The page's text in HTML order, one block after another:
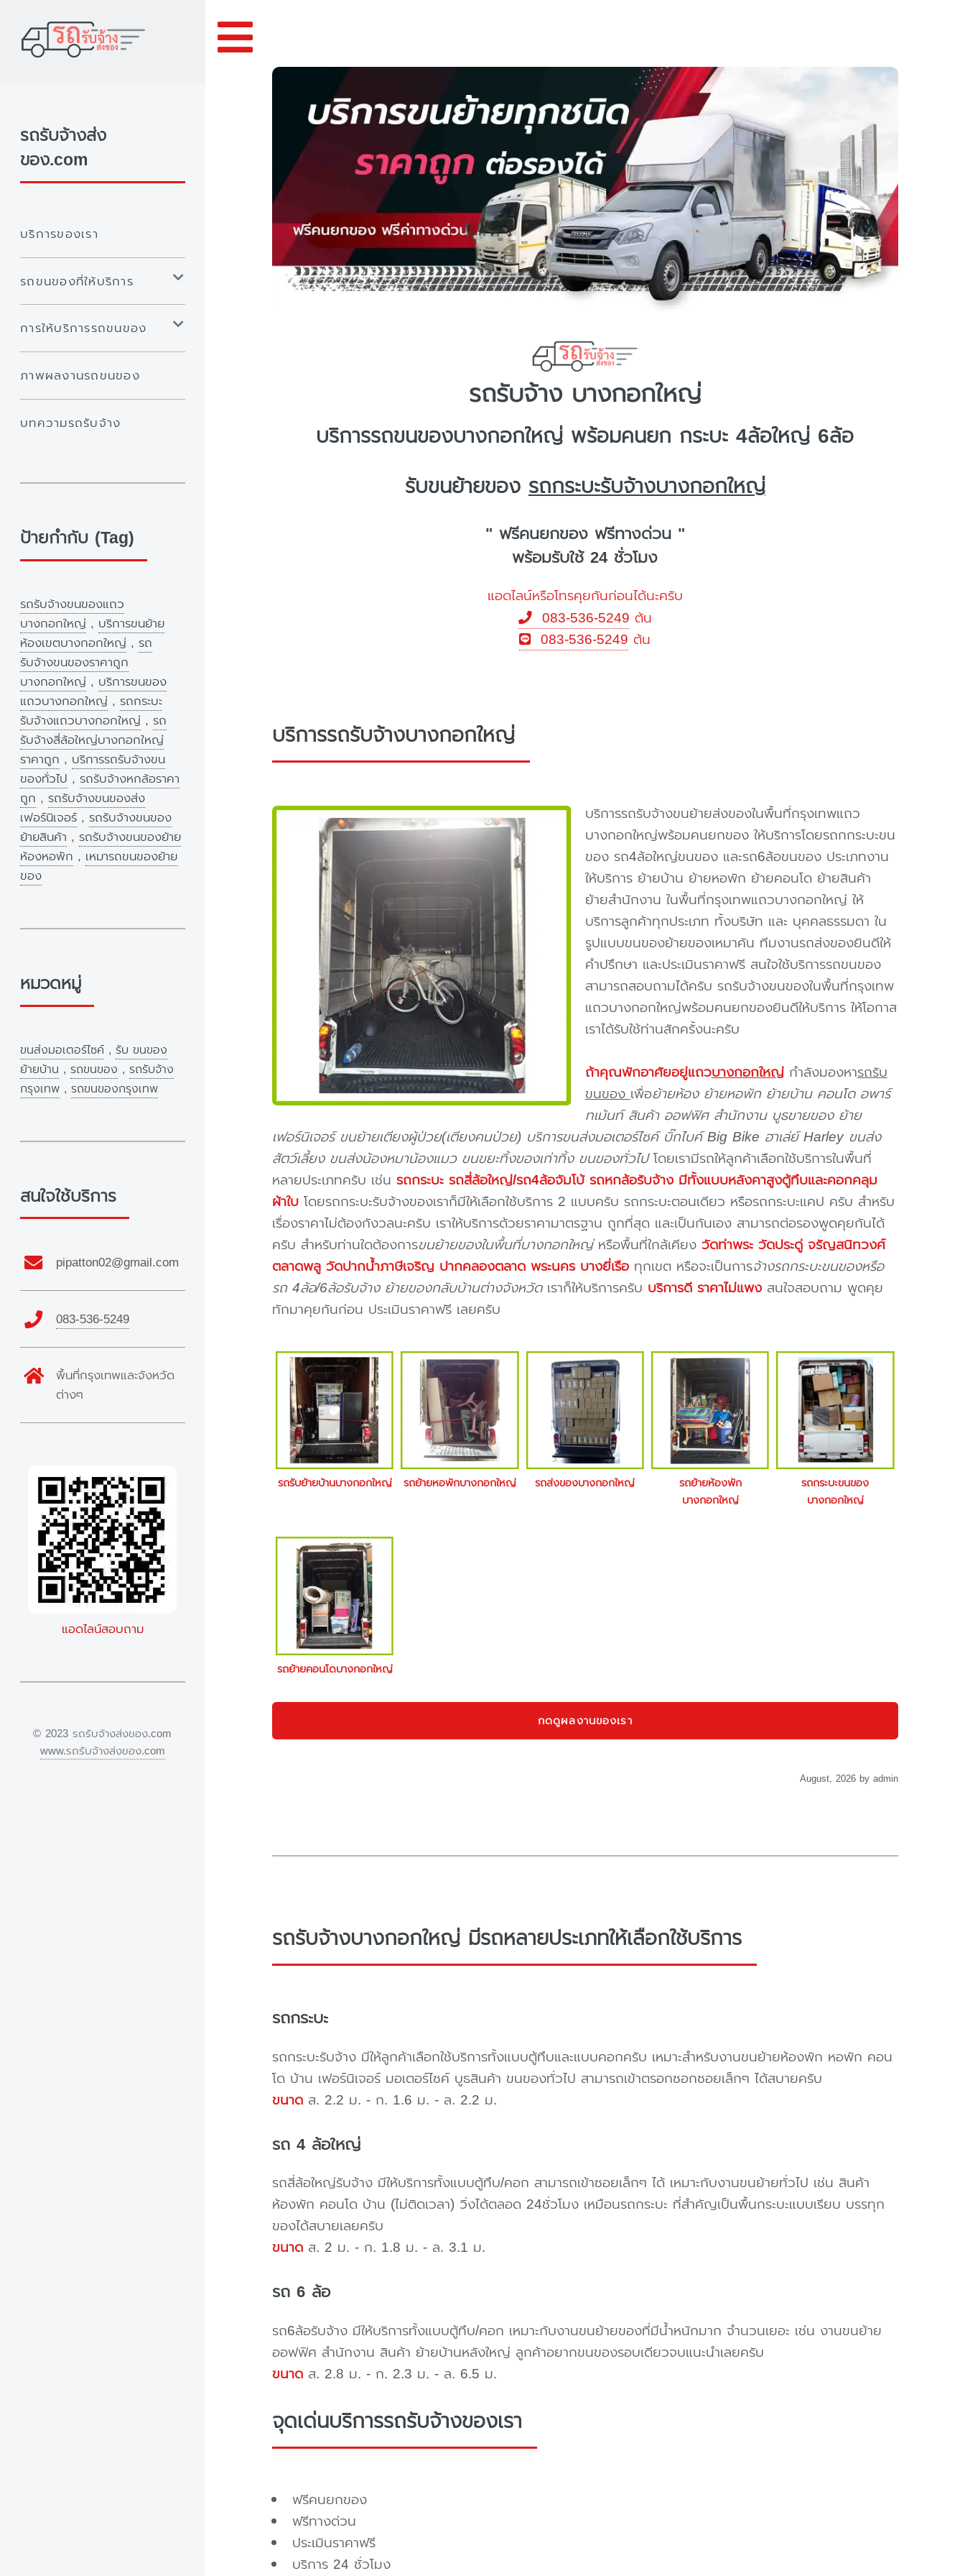
รถรับจ้าง บางกอกใหญ่
บริการรถขนของบางกอกใหญ่ พร้อมคนยก กระบะ 4ล้อใหญ่ 6ล้อ
รับขนย้ายของรถกระบะรับจ้างบางกอกใหญ่
" ฟรีคนยกของ ฟรีทางด่วน "
พร้อมรับใช้ 24 ชั่วโมง
แอดไลน์หรือโทรคุยกันก่อนได้นะครับ
083-536-5249 ต้น
083-536-5249 ต้น
บริการรถรับจ้างบางกอกใหญ่
บริการรถรับจ้างขนย้ายส่งของในพื้นที่กรุงเทพแถว
บางกอกใหญ่พร้อมคนยกของ ให้บริการโดยรถกกระบะขน
ของ รถ4ล้อใหญ่ขนของ และรถ6ล้อขนของ ประเภทงาน
ให้บริการ ย้ายบ้าน ย้ายหอพัก ย้ายคอนโด ย้ายสินค้า
ย้ายสำนักงาน ในพื้นที่กรุงเทพแถวบางกอกใหญ่ ให้
บริการลูกค้าทุกประเภท ทั้งบริษัท และ บุคคลธรรมดา ใน
รูปแบบขนของย้ายของเหมาคัน ทีมงานรถส่งของยินดีให้
คำปรึกษา และประเมินราคาฟรี สนใจใช้บริการรถขนของ
สามารถสอบถามได้ครับ รถรับจ้างขนของในพื้นที่กรุงเทพ
แถวบางกอกใหญ่พร้อมคนยกของยินดีให้บริการ ให้โอกาส
เราได้รับใช้ท่านสักครั้งนะครับ
ถ้าคุณพักอาศัยอยู่แถวบางกอกใหญ่กำลังมองหารถรับ
ขนของเพื่อย้ายห้อง ย้ายหอพัก ย้ายบ้าน คอนโด อพาร์
ทเม้นท์ สินค้า ออฟฟิศ สำนักงาน บูธขายของ ย้าย
เฟอร์นิเจอร์ ขนย้ายเตียงผู้ป่วย(เตียงคนป่วย) บริการขนส่งมอเตอร์ไซค์ บิ๊กไบค์ Big Bike ฮาเล่ย์ Harley ขนส่ง
สัตว์เลี้ยง ขนส่งน้องหมาน้องแมว ขนขยะทิ้งของเก่าทิ้ง ขนของทั่วไปโดยเรามีรถให้ลูกค้าเลือกใช้บริการในพื้นที่
หลายประเภทครับ เช่น รถกระบะ รถสี่ล้อใหญ่/รถ4ล้อจัมโบ้ รถหกล้อรับจ้าง มีทั้งแบบหลังคาสูงตู้ทึบและคอกคลุม
ผ้าใบโดยรถกระบะรับจ้างของเราก็มีให้เลือกใช้บริการ 2 แบบครับ รถกระบะตอนเดียว หรือรถกระบะแคป ครับ สำหรับ
เรื่องราคาไม่ต้องกังวลนะครับ เราให้บริการด้วยราคามาตรฐาน ถูกที่สุด และเป็นกันเอง สามารถต่อรองพูดคุยกันได้
ครับ สำหรับท่านใดต้องการขนย้ายของในพื้นที่บางกอกใหญ่หรือพื้นที่ใกล้เคียง วัดท่าพระ วัดประดู่ จรัญสนิทวงศ์
ตลาดพลู วัดปากน้ำภาษีเจริญ ปากคลองตลาด พระนคร บางยี่เรือทุกเขต หรือจะเป็นการจ้างรถกระบะขนของหรือ
รถ 4ล้อ/6ล้อรับจ้าง ย้ายของกลับบ้านต่างจังหวัดเราก็ให้บริการครับ บริการดี ราคาไม่แพงสนใจสอบถาม พูดคุย
ทักมาคุยกันก่อน ประเมินราคาฟรี เลยครับ
รถรับย้ายบ้านบางกอกใหญ่ รถย้ายหอพักบางกอกใหญ่ รถส่งของบางกอกใหญ่
รถย้ายห้องพัก
บางกอกใหญ่
รถกระบะขนของ
บางกอกใหญ่
รถย้ายคอนโดบางกอกใหญ่
กดดูผลงานของเรา
August, 2026 by admin
รถรับจ้างบางกอกใหญ่ มีรถหลายประเภทให้เลือกใช้บริการ
รถกระบะ
รถกระบะรับจ้าง มีให้ลูกค้าเลือกใช้บริการทั้งแบบตู้ทึบและแบบคอกครับ เหมาะสำหรับงานขนย้ายห้องพัก หอพัก คอน
โด บ้าน เฟอร์นิเจอร์ มอเตอร์ไซค์ บูธสินค้า ขนของทั่วไป สามารถเข้าตรอกซอกซอยเล็กๆ ได้สบายครับ
ขนาดส. 2.2 ม. - ก. 1.6 ม. - ล. 2.2 ม.
รถ 4 ล้อใหญ่
รถสี่ล้อใหญ่รับจ้าง มีให้บริการทั้งแบบตู้ทึบ/คอก สามารถเข้าซอยเล็กๆ ได้ เหมาะกับงานขนย้ายทั่วไป เช่น สินค้า
ห้องพัก คอนโด บ้าน (ไม่ติดเวลา) วิ่งได้ตลอด 24ชั่วโมง เหมือนรถกระบะ ที่สำคัญเป็นพื้นกระบะแบบเรียบ บรรทุก
ของได้สบายเลยครับ
ขนาดส. 2 ม. - ก. 1.8 ม. - ล. 3.1 ม.
รถ 6 ล้อ
รถ6ล้อรับจ้าง มีให้บริการทั้งแบบตู้ทึบ/คอก เหมาะกับงานขนย้ายของที่มีน้ำหนักมาก จำนวนเยอะ เช่น งานขนย้าย
ออฟฟิศ สำนักงาน สินค้า ย้ายบ้านหลังใหญ่ ลูกค้าอยากขนของรอบเดียวจบแนะนำเลยครับ
ขนาดส. 2.8 ม. - ก. 2.3 ม. - ล. 6.5 ม.
จุดเด่นบริการรถรับจ้างของเรา
ฟรีคนยกของ
ฟรีทางด่วน
ประเมินราคาฟรี
บริการ 24 ชั่วโมง
รถรับจ้างส่ง
ของ.com
บริการของเรา
รถขนของที่ให้บริการ
การให้บริการรถขนของ
ภาพผลงานรถขนของ
บทความรถรับจ้าง
ป้ายกำกับ (Tag)
รถรับจ้างขนของแถว
บางกอกใหญ่ , บริการขนย้าย
ห้องเขตบางกอกใหญ่ , รถ
รับจ้างขนของราคาถูก
บางกอกใหญ่ , บริการขนของ
แถวบางกอกใหญ่ , รถกระบะ
รับจ้างแถวบางกอกใหญ่ , รถ
รับจ้างสี่ล้อใหญ่บางกอกใหญ่
ราคาถูก , บริการรถรับจ้างขน
ของทั่วไป , รถรับจ้างหกล้อราคา
ถูก , รถรับจ้างขนของส่ง
เฟอร์นิเจอร์ , รถรับจ้างขนของ
ย้ายสินค้า , รถรับจ้างขนของย้าย
ห้องหอพัก , เหมารถขนของย้าย
ของ
หมวดหมู่
ขนส่งมอเตอร์ไซค์ , รับ ขนของ
ย้ายบ้าน , รถขนของ , รถรับจ้าง
กรุงเทพ , รถขนของกรุงเทพ
สนใจใช้บริการ
pipatton02@gmail.com
083-536-5249
พื้นที่กรุงเทพและจังหวัด
ต่างๆ
แอดไลน์สอบถาม
© 2023 รถรับจ้างส่งของ.com
www.รถรับจ้างส่งของ.com